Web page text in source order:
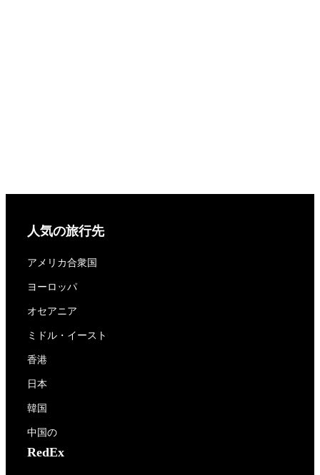
人気の旅行先
アメリカ合衆国
ヨーロッパ
オセアニア
ミドル・イースト
香港
日本
韓国
中国の
RedEx